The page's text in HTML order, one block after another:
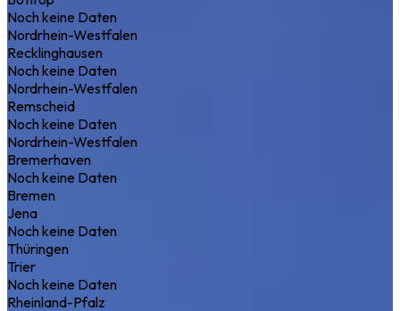
Noch keine Daten
Nordrhein-Westfalen
Recklinghausen
Noch keine Daten
Nordrhein-Westfalen
Remscheid
Noch keine Daten
Nordrhein-Westfalen
Bremerhaven
Noch keine Daten
Bremen
Jena
Noch keine Daten
Thüringen
Trier
Noch keine Daten
Rheinland-Pfalz